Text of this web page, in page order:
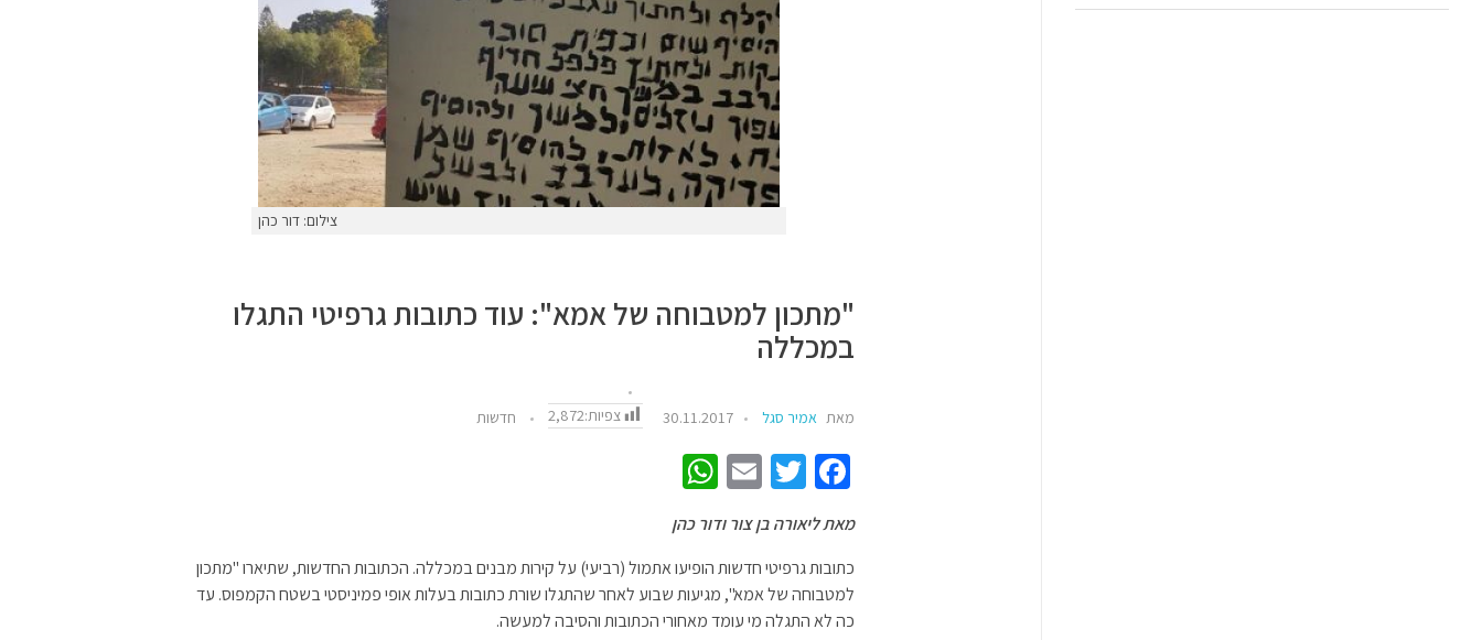
צילום: דור כהן
"מתכון למטבוחה של אמא": עוד כתובות גרפיטי התגלו
במכללה
מאת אמיר סגל 30.11.2017 צפיות:2,872 חדשות
Fa
ce
b
o
o
T
tt
er
E
ail
W
at
sA
p
מאת ליאורה בן צור ודור כהן
כתובות גרפיטי חדשות הופיעו אתמול (רביעי) על קירות מבנים במכללה. הכתובות החדשות, שתיארו "מתכון
למטבוחה של אמא", מגיעות שבוע לאחר שהתגלו שורת כתובות בעלות אופי פמיניסטי בשטח הקמפוס. עד
כה לא התגלה מי עומד מאחורי הכתובות והסיבה למעשה.